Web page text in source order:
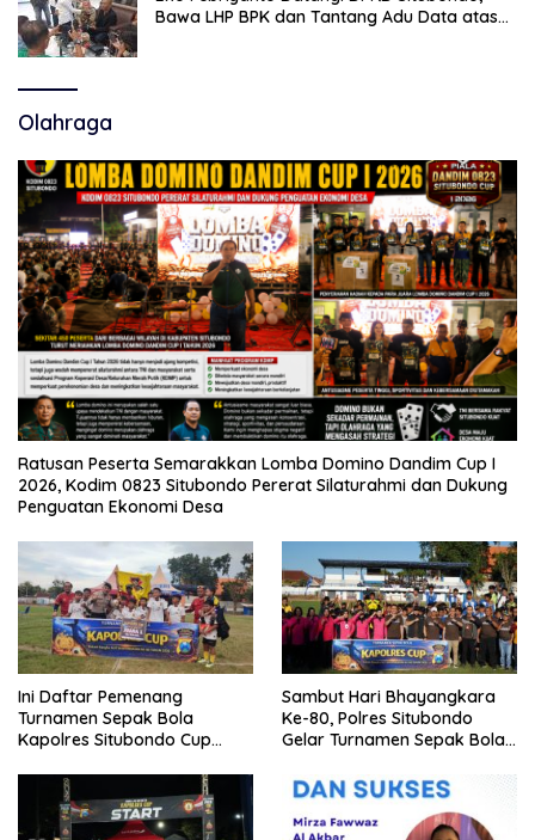
Bawa LHP BPK dan Tantang Adu Data atas
Olahraga
Ratusan Peserta Semarakkan Lomba Domino Dandim Cup I
2026, Kodim 0823 Situbondo Pererat Silaturahmi dan Dukung
Penguatan Ekonomi Desa
Ini Daftar Pemenang
Turnamen Sepak Bola
Kapolres Situbondo Cup
10 Tahun
Sambut Hari Bhayangkara
Ke-80, Polres Situbondo
Gelar Turnamen Sepak Bola